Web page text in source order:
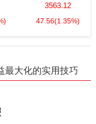
3563.12
47.56(1.35%)
最大化的实用技巧